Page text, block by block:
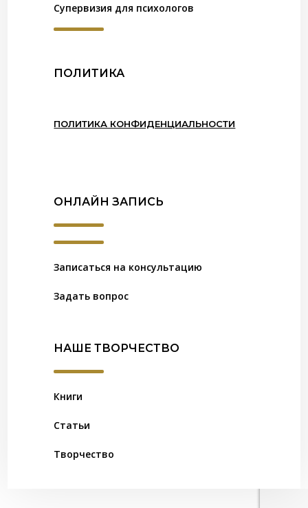
Супервизия для психологов
ПОЛИТИКА
ПОЛИТИКА КОНФИДЕНЦИАЛЬНОСТИ
ОНЛАЙН ЗАПИСЬ
Записаться на консультацию
Задать вопрос
НАШЕ ТВОРЧЕСТВО
Книги
Статьи
Творчество